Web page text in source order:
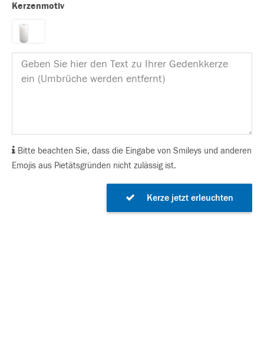
Kerzenmotiv
Bitte beachten Sie, dass die Eingabe von Smileys und anderen
Emojis aus Pietätsgründen nicht zulässig ist.
Kerze jetzt erleuchten